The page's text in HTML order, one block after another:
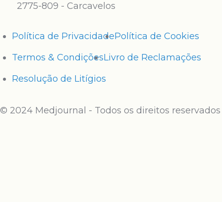
2775-809 - Carcavelos
Política de PrivacidadePolítica de Cookies
Termos & CondiçõesLivro de Reclamações
Resolução de Litígios
© 2024 Medjournal - Todos os direitos reservados